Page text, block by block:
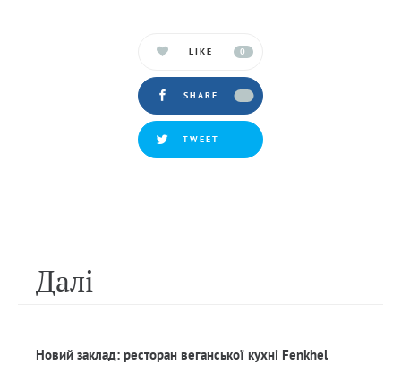
LIKE 0
SHARE
TWEET
Далi
Новий заклад: ресторан веганської кухні Fenkhel